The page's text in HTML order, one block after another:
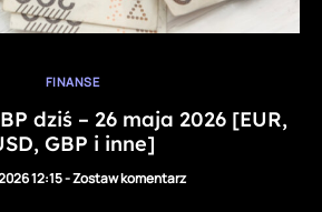
FINANSE
dziś – 26 maja 2026 [EUR,
GBP i inne]
12:15-Zostaw komentarz